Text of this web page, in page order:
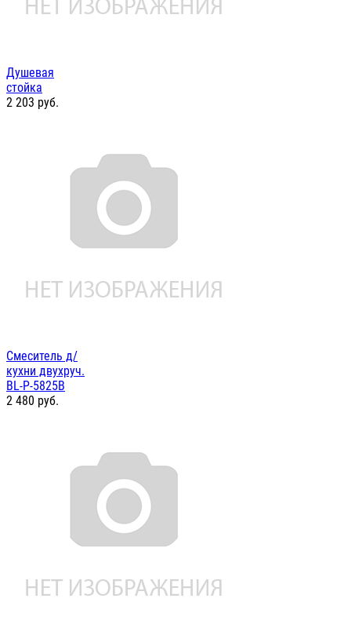
Душевая
стойка
2 203 руб.
Смеситель д/
кухни двухруч.
BL-P-5825B
2 480 руб.